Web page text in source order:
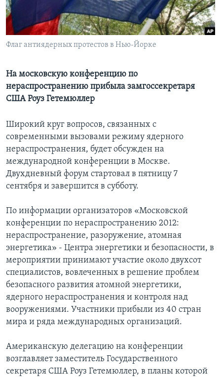
Learning English
СОЦИАЛЬНЫЕ СЕТИ
Языки
Флаг антиядерных протестов в Нью-Йорке
На московскую конференцию по
нераспространению прибыла замгоссекретаря
США Роуз Гетемюллер
Широкий круг вопросов, связанных с
современными вызовами режиму ядерного
нераспространения, будет обсужден на
международной конференции в Москве.
Двухдневный форум стартовал в пятницу 7
сентября и завершится в субботу.
По информации организаторов «Московской
конференции по нераспространению 2012:
нераспространение, разоружение, атомная
энергетика» - Центра энергетики и безопасности, в
мероприятии принимают участие около двухсот
специалистов, вовлеченных в решение проблем
безопасного развития атомной энергетики,
ядерного нераспространения и контроля над
вооружениями. Участники прибыли из 40 стран
мира и ряда международных организаций.
Американскую делегацию на конференции
возглавляет заместитель Государственного
секретаря США Роуз Гетемюллер, в планы которой